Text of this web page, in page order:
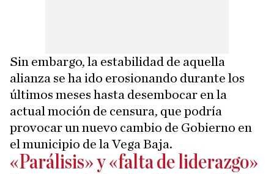
Sin embargo, la estabilidad de aquella
alianza se ha ido erosionando durante los
últimos meses hasta desembocar en la
actual moción de censura, que podría
provocar un nuevo cambio de Gobierno en
el municipio de la Vega Baja.
«Parálisis» y «falta de liderazgo»